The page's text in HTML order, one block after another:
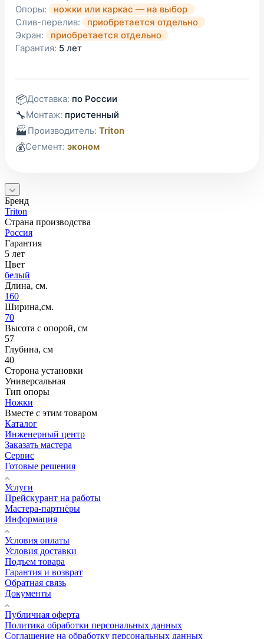
Опоры:
ножки или каркас — на выбор
Слив-перелив:
приобретается отдельно
Экран:
приобретается отдельно
Гарантия: 5 лет
📦Доставка: по России
🔧Монтаж: пристенный
🏭 Производитель: Triton
💰Сегмент: эконом
Бренд
Triton
Страна производства
Россия
Гарантия
5 лет
Цвет
белый
Длина, см.
160
Ширина,см.
70
Высота с опорой, см
57
Глубина, см
40
Сторона установки
Универсальная
Тип опоры
Ножки
Вместе с этим товаром
Каталог
Инженерный центр
Заказать мастера
Сервис
Готовые решения
Услуги
Прейскурант на работы
Мастера-партнёры
Информация
Условия оплаты
Условия доставки
Подъем товара
Гарантия и возврат
Обратная связь
Документы
Публичная оферта
Политика обработки персональных данных
Соглашение на обработку персональных данных